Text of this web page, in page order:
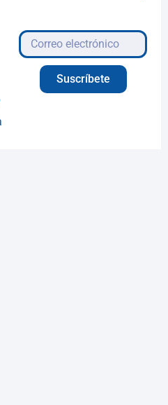
Suscríbete